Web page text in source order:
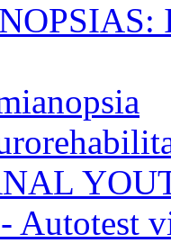
Autotest